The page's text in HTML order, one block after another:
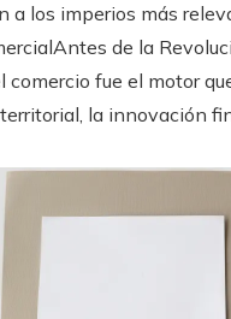
a los imperios más
de la
comercio fue el motor
la innovación